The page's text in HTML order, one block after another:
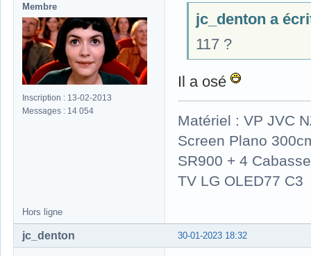
Membre
Inscription : 13-02-2013
Messages : 14 054
jc_denton a
117 ?
Il a osé
Matériel : VP JVC
Screen Plano
SR900 + 4
TV LG OLED77 C3
Hors ligne
30-01-2023 18:32
jc_denton